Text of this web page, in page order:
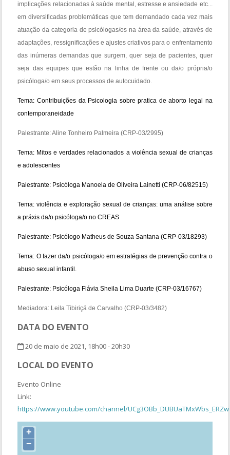
implicações relacionadas à saúde mental, estresse e ansiedade etc...
em diversificadas problemáticas que tem demandado cada vez mais
atuação da categoria de psicólogas/os na área da saúde, através de
adaptações, ressignificações e ajustes criativos para o enfrentamento
das inúmeras demandas que surgem, quer seja de pacientes, quer
seja das equipes que estão na linha de frente ou da/o própria/o
psicóloga/o em seus processos de autocuidado.
Tema: Contribuições da Psicologia sobre pratica de aborto legal na
contemporaneidade
Palestrante: Aline Tonheiro Palmeira (CRP-03/2995)
Tema: Mitos e verdades relacionados a violência sexual de crianças
e adolescentes
Palestrante: Psicóloga Manoela de Oliveira Lainetti (CRP-06/82515)
Tema: violência e exploração sexual de crianças: uma análise sobre
a práxis da/o psicóloga/o no CREAS
Palestrante: Psicólogo Matheus de Souza Santana (CRP-03/18293)
Tema: O fazer da/o psicóloga/o em estratégias de prevenção contra o
abuso sexual infantil.
Palestrante: Psicóloga Flávia Sheila Lima Duarte (CRP-03/16767)
Mediadora: Leila Tibiriçá de Carvalho (CRP-03/3482)
DATA DO EVENTO
20 de maio de 2021, 18h00 - 20h30
LOCAL DO EVENTO
Evento Online
Link:
https://www.youtube.com/channel/UCg3OBb_DUBUaTMxWbs_ERZw
+
−